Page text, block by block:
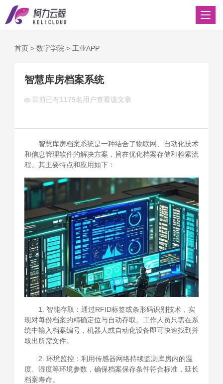
首页> 数字学院 > 工业APP
智慧库房档案系统
目前已有1179名用户查看该文章
智慧库房档案系统是一种结合了物联网、自动化技术
和信息管理软件的解决方案，旨在优化档案存储和检索流
程。其主要特点和应用如下：
1. 智能存取：通过RFID标签或条形码识别技术，实
现对每份档案的精确定位与自动存取。工作人员只需在系
统中输入档案编号，机器人或自动化设备即可快速找到并
取出所需文件。
2. 环境监控：利用传感器网络持续监测库房内的温
度、湿度等环境参数，确保档案保存条件符合标准，延长
档案寿命。